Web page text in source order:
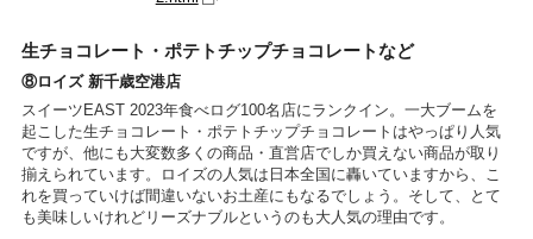
生チョコレート・ポテトチップチョコレートなど
⑧ロイズ 新千歳空港店
スイーツEAST 2023年食べログ100名店にランクイン。一大ブームを
起こした生チョコレート・ポテトチップチョコレートはやっぱり人気
ですが、他にも大変数多くの商品・直営店でしか買えない商品が取り
揃えられています。ロイズの人気は日本全国に轟いていますから、こ
れを買っていけば間違いないお土産にもなるでしょう。そして、とて
も美味しいけれどリーズナブルというのも大人気の理由です。